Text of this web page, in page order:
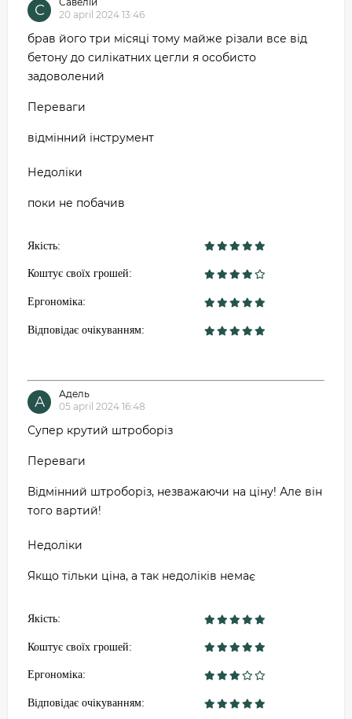
С
20 april 2024 13:46
брав його три місяці тому майже різали все від
бетону до силікатних цегли я особисто
задоволений
Переваги
відмінний інструмент
Недоліки
поки не побачив
Якість:
Коштує своїх грошей:
Ергономіка:
Відповідає очікуванням:
А
Адель
05 april 2024 16:48
Супер крутий штроборіз
Переваги
Відмінний штроборіз, незважаючи на ціну! Але він
того вартий!
Недоліки
Якщо тільки ціна, а так недоліків немає
Якість:
Коштує своїх грошей:
Ергономіка:
Відповідає очікуванням: